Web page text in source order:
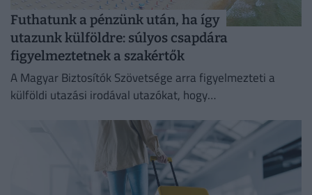
Futhatunk a pénzünk után, ha így
utazunk külföldre: súlyos csapdára
figyelmeztetnek a szakértők
A Magyar Biztosítók Szövetsége arra figyelmezteti a
külföldi utazási irodával utazókat, hogy
eltérhetnek a magyar gyakorlattól